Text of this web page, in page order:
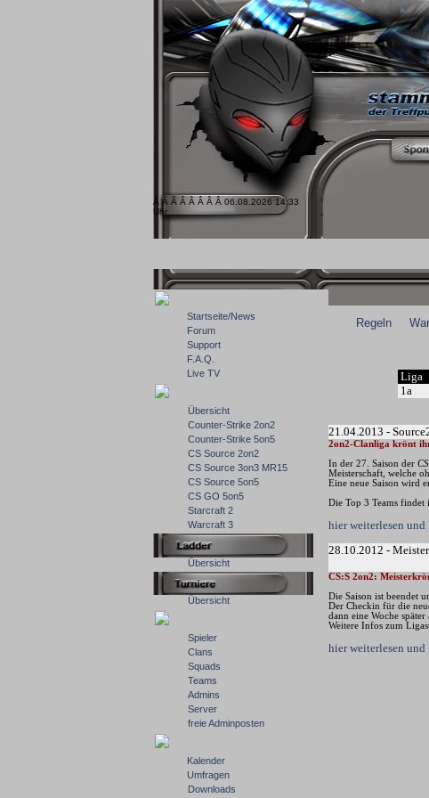
Â Â Â Â Â Â Â Â 06.08.2026 14:33
Uhr
Startseite/News
Forum
Support
F.A.Q.
Live TV
Übersicht
Counter-Strike 2on2
Counter-Strike 5on5
CS Source 2on2
CS Source 3on3 MR15
CS Source 5on5
CS GO 5on5
Starcraft 2
Warcraft 3
Übersicht
Übersicht
Spieler
Clans
Squads
Teams
Admins
Server
freie Adminposten
Kalender
Umfragen
Downloads
Regeln
Liga
1a
21.04.2013 -
2on2-Clanliga krönt
In der 27. Saison der
Meisterschaft, welche
Eine neue Saison wird
Die Top 3 Teams findet
hier weiterlesen und
28.10.2012 -
CS:S 2on2:
Die Saison ist beendet
Der Checkin für die
dann eine Woche später
Weitere Infos zum
hier weiterlesen und